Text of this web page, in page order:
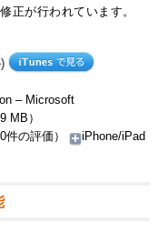
正が行われています。
– Microsoft
MB）
件の評価）
iPhone/iPad